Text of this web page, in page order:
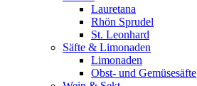
Lauretana
Rhön Sprudel
St. Leonhard
Säfte & Limonaden
Limonaden
Obst- und Gemüsesäfte